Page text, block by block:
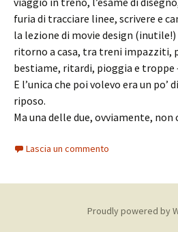
furia di tracciare linee, scrivere e
la lezione di movie design
ritorno a casa, tra treni impazziti,
bestiame, ritardi, pioggia e troppe
E l’unica che poi volevo era un po’
riposo.
Ma una delle due, ovviamente, non
Lascia un commento
Proudly powered by